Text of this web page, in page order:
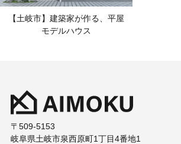
〒509-5153
岐阜県土岐市泉西原町1丁目4番地1